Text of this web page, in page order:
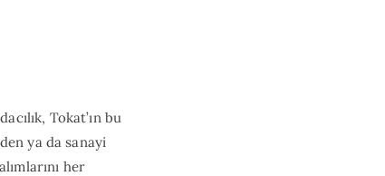
Tokat’ın bu
ya da sanayi
her